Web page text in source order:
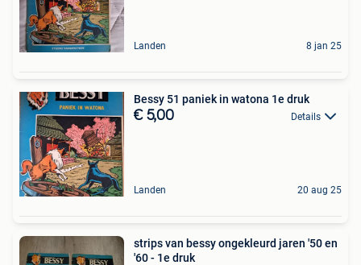
Landen 8 jan 25
Bessy 51 paniek in watona 1e druk
€ 5,00 Details
Landen 20 aug 25
strips van bessy ongekleurd jaren '50 en
'60 - 1e druk